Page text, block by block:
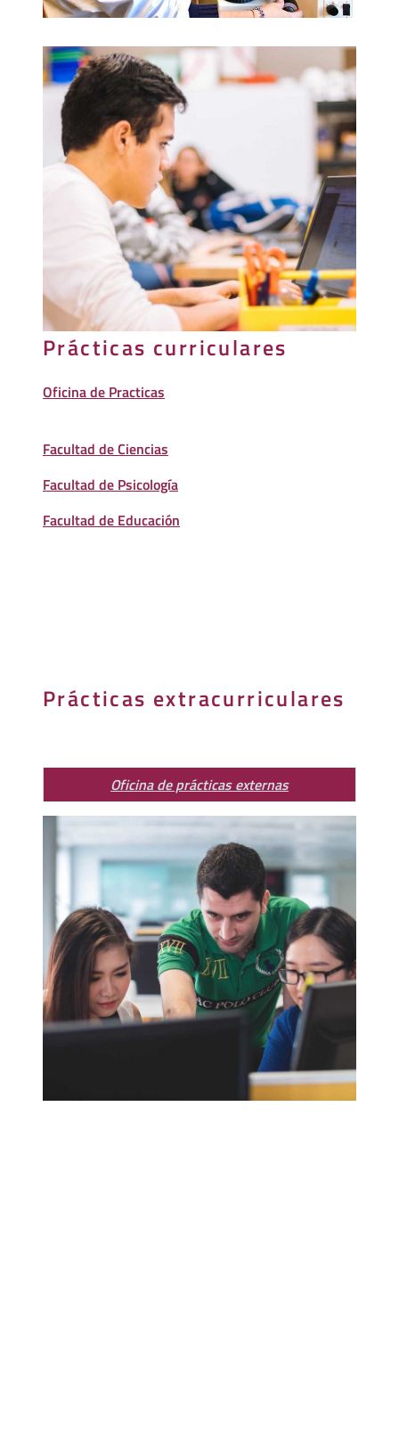
Prácticas curriculares
Oficina de Practicas
Facultad de Ciencias
Facultad de Psicología
Facultad de Educación
Prácticas extracurriculares
Oficina de prácticas externas